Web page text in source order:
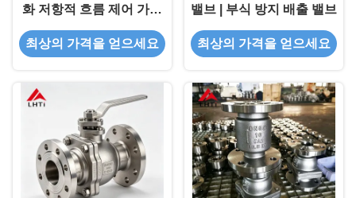
화 저항적 흐름 제어 가혹
한 환경
최상의 가격을 얻으세요
밸브 | 부식 방지 배출 밸브
최상의 가격을 얻으세요